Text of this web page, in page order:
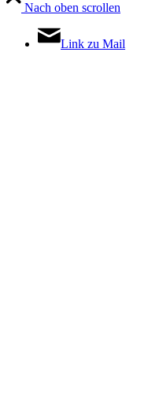
Link zu Mail
Nach oben scrollen